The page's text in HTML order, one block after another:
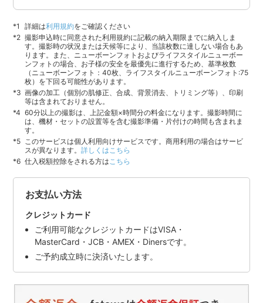
詳細は利用規約をご確認ください
撮影申込時に同意された利用規約に記載の納入期限までに納入しま
す。撮影時の状況または天候等により、当該枚数に達しない場合もあ
ります。また、ニューボーンフォトおよびライフスタイルニューボー
ンフォトの場合、お子様の安全を最優先に進行するため、基準枚数
（ニューボーンフォト：40枚、ライフスタイルニューボーンフォト:75
枚）を下回る可能性があります。
画像の加工（個別の肌修正、合成、背景消去、トリミング等）、印刷
等は含まれておりません。
60分以上の撮影は、上記金額×時間分の料金になります。撮影時間に
は、機材・セットの設置等を含む撮影準備・片付けの時間も含まれま
す。
このサービスは個人利用向けサービスです。商用利用の場合はサービ
スが異なります。詳しくはこちら
仕入税額控除をされる方は こちら
お支払い方法
クレジットカード
ご利用可能なクレジットカードはVISA・
MasterCard・JCB・AMEX・Dinersです。
ご予約成立時に決済いたします。